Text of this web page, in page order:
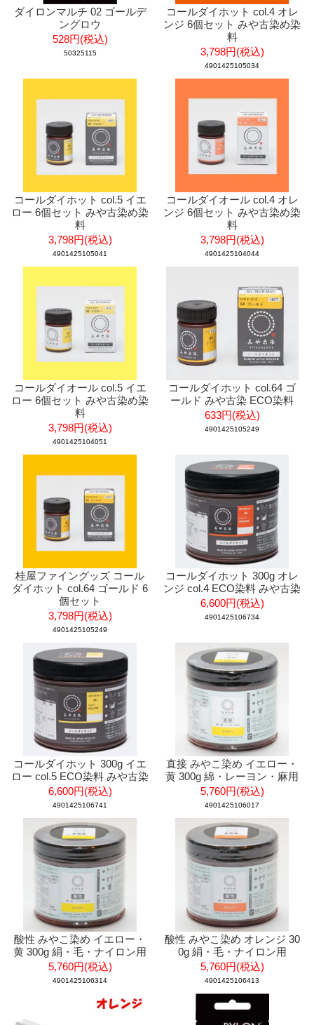
ダイロンマルチ 02 ゴールデ
ングロウ
528円(税込)
50325115
コールダイホット col.4 オレ
ンジ 6個セット みや古染め染
料
3,798円(税込)
4901425105034
コールダイホット col.5 イエ
ロー 6個セット みや古染め染
料
3,798円(税込)
4901425105041
コールダイオール col.4 オレ
ンジ 6個セット みや古染め染
料
3,798円(税込)
4901425104044
コールダイオール col.5 イエ
ロー 6個セット みや古染め染
料
3,798円(税込)
4901425104051
コールダイホット col.64 ゴ
ールド みや古染 ECO染料
633円(税込)
4901425105249
桂屋ファイングッズ コール
ダイホット col.64 ゴールド 6
個セット
3,798円(税込)
4901425105249
コールダイホット 300g オレ
ンジ col.4 ECO染料 みや古染
6,600円(税込)
4901425106734
コールダイホット 300g イエ
ロー col.5 ECO染料 みや古染
6,600円(税込)
4901425106741
直接 みやこ染め イエロー・
黄 300g 綿・レーヨン・麻用
5,760円(税込)
4901425106017
酸性 みやこ染め イエロー・
黄 300g 絹・毛・ナイロン用
5,760円(税込)
4901425106314
酸性 みやこ染め オレンジ 30
0g 絹・毛・ナイロン用
5,760円(税込)
4901425106413